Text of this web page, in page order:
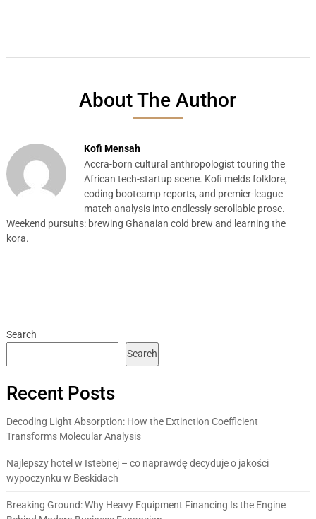
About The Author
Kofi Mensah
Accra-born cultural anthropologist touring the
African tech-startup scene. Kofi melds folklore,
coding bootcamp reports, and premier-league
match analysis into endlessly scrollable prose.
Weekend pursuits: brewing Ghanaian cold brew and learning the
kora.
Search
Search
Recent Posts
Decoding Light Absorption: How the Extinction Coefficient
Transforms Molecular Analysis
Najlepszy hotel w Istebnej – co naprawdę decyduje o jakości
wypoczynku w Beskidach
Breaking Ground: Why Heavy Equipment Financing Is the Engine